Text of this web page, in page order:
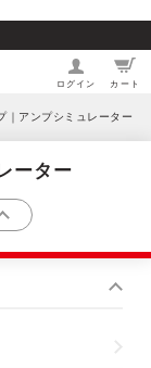
ログイン カート
｜アンプシミュレーター
ーター